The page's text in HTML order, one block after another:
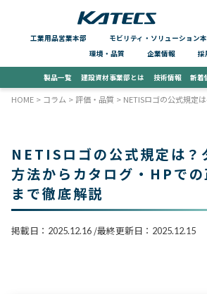
工業用品営業本部 モビリティ・ソリューション
環境・品質
企業情報 採
製品一覧 建設資材事業部とは 技術情報 新着
HOME > コラム > 評価・品質 > NETISロゴの公式規定
NETISロゴの公式規定は？
方法からカタログ・HPで
まで徹底解説
掲載日： 2025.12.16 最終更新日： 2025.12.15